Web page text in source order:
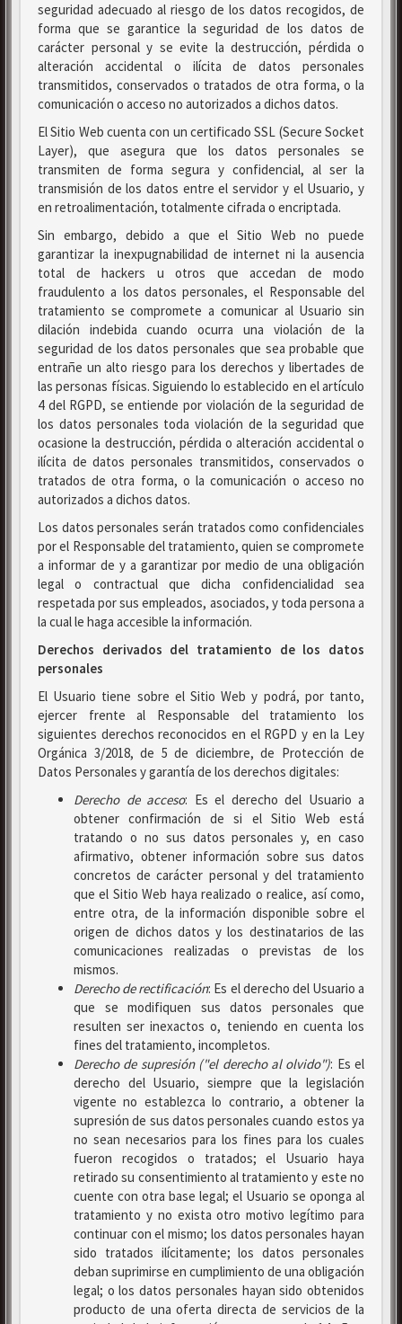
seguridad adecuado al riesgo de los datos recogidos, de
forma que se garantice la seguridad de los datos de
carácter personal y se evite la destrucción, pérdida o
alteración accidental o ilícita de datos personales
transmitidos, conservados o tratados de otra forma, o la
comunicación o acceso no autorizados a dichos datos.
El Sitio Web cuenta con un certificado SSL (Secure Socket
Layer), que asegura que los datos personales se
transmiten de forma segura y confidencial, al ser la
transmisión de los datos entre el servidor y el Usuario, y
en retroalimentación, totalmente cifrada o encriptada.
Sin embargo, debido a que el Sitio Web no puede
garantizar la inexpugnabilidad de internet ni la ausencia
total de hackers u otros que accedan de modo
fraudulento a los datos personales, el Responsable del
tratamiento se compromete a comunicar al Usuario sin
dilación indebida cuando ocurra una violación de la
seguridad de los datos personales que sea probable que
entrañe un alto riesgo para los derechos y libertades de
las personas físicas. Siguiendo lo establecido en el artículo
4 del RGPD, se entiende por violación de la seguridad de
los datos personales toda violación de la seguridad que
ocasione la destrucción, pérdida o alteración accidental o
ilícita de datos personales transmitidos, conservados o
tratados de otra forma, o la comunicación o acceso no
autorizados a dichos datos.
Los datos personales serán tratados como confidenciales
por el Responsable del tratamiento, quien se compromete
a informar de y a garantizar por medio de una obligación
legal o contractual que dicha confidencialidad sea
respetada por sus empleados, asociados, y toda persona a
la cual le haga accesible la información.
Derechos derivados del tratamiento de los datos
personales
El Usuario tiene sobre el Sitio Web y podrá, por tanto,
ejercer frente al Responsable del tratamiento los
siguientes derechos reconocidos en el RGPD y en la Ley
Orgánica 3/2018, de 5 de diciembre, de Protección de
Datos Personales y garantía de los derechos digitales:
Derecho de acceso: Es el derecho del Usuario a
obtener confirmación de si el Sitio Web está
tratando o no sus datos personales y, en caso
afirmativo, obtener información sobre sus datos
concretos de carácter personal y del tratamiento
que el Sitio Web haya realizado o realice, así como,
entre otra, de la información disponible sobre el
origen de dichos datos y los destinatarios de las
comunicaciones realizadas o previstas de los
mismos.
Derecho de rectificación: Es el derecho del Usuario a
que se modifiquen sus datos personales que
resulten ser inexactos o, teniendo en cuenta los
fines del tratamiento, incompletos.
Derecho de supresión ("el derecho al olvido"): Es el
derecho del Usuario, siempre que la legislación
vigente no establezca lo contrario, a obtener la
supresión de sus datos personales cuando estos ya
no sean necesarios para los fines para los cuales
fueron recogidos o tratados; el Usuario haya
retirado su consentimiento al tratamiento y este no
cuente con otra base legal; el Usuario se oponga al
tratamiento y no exista otro motivo legítimo para
continuar con el mismo; los datos personales hayan
sido tratados ilícitamente; los datos personales
deban suprimirse en cumplimiento de una obligación
legal; o los datos personales hayan sido obtenidos
producto de una oferta directa de servicios de la